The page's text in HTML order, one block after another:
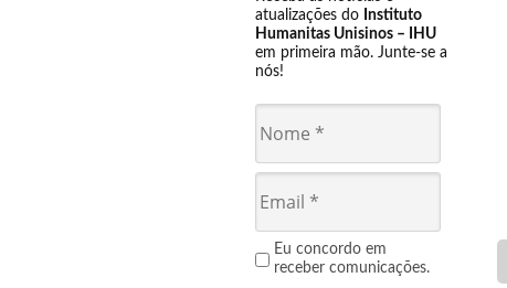
atualizações do Instituto
Humanitas Unisinos – IHU
em primeira mão. Junte-se a
nós!
Eu concordo em
receber comunicações.